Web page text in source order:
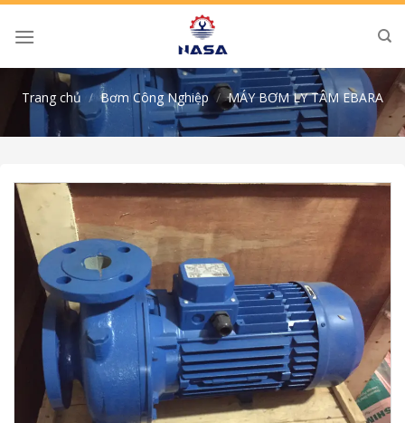
Skip
Trang chủ / Bơm Công Nghiệp / MÁY BƠM LY TÂM EBARA